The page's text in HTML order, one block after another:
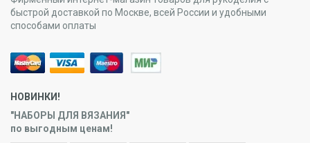
быстрой доставкой по Москве, всей России и удобными
способами оплаты
НОВИНКИ!
"НАБОРЫ ДЛЯ ВЯЗАНИЯ"
по выгодным ценам!